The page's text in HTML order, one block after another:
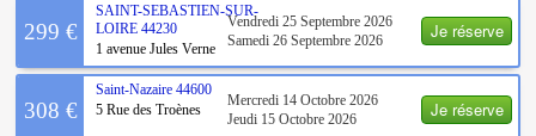
Je réserve
299 €
SAINT-SEBASTIEN-SUR-
LOIRE 44230
1 avenue Jules Verne
Vendredi 25 Septembre 2026
Samedi 26 Septembre 2026
Je réserve
308 €
Saint-Nazaire 44600
5 Rue des Troènes
Mercredi 14 Octobre 2026
Jeudi 15 Octobre 2026